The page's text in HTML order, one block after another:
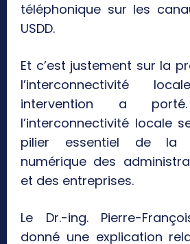
téléphonique sur les
USDD.
Et c’est justement sur la
l’interconnectivité
intervention a
l’interconnectivité locale
pilier essentiel de la
numérique des
et des entreprises.
Le Dr.-ing. Pierre-
donné une explication